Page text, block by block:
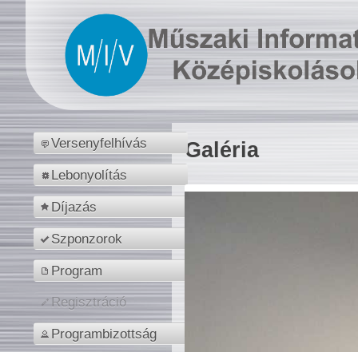
Versenyfelhívás
Lebonyolítás
Díjazás
Szponzorok
Program
Regisztráció
Programbizottság
Galéria